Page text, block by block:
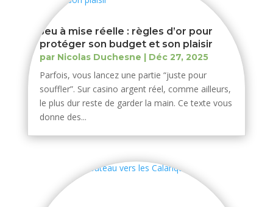
Jeu à mise réelle : règles d’or pour
protéger son budget et son plaisir
par Nicolas Duchesne | Déc 27, 2025
Parfois, vous lancez une partie “juste pour
souffler”. Sur casino argent réel, comme ailleurs,
le plus dur reste de garder la main. Ce texte vous
donne des...